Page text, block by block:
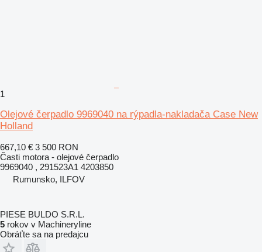
1
Olejové čerpadlo 9969040 na rýpadla-nakladača Case New
Holland
667,10 € 3 500 RON
Časti motora - olejové čerpadlo
9969040 , 291523A1 4203850
Rumunsko, ILFOV
PIESE BULDO S.R.L.
5 rokov v Machineryline
Obráťte sa na predajcu